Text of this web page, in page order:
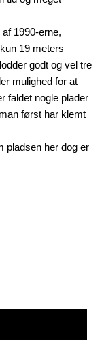
1990-erne,
19 meters
godt og vel tre
mulighed for at
faldet nogle plader
først har klemt
pladsen her dog er